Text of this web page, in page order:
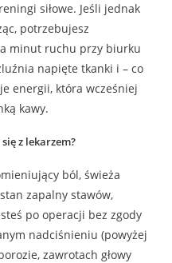
siłowe. Jeśli jednak
potrzebujesz
minut ruchu przy biurku
napięte tkanki i – co
energii, która wcześniej
kawy.
z lekarzem?
ból, świeża
zapalny stawów,
po operacji bez zgody
nadciśnieniu (powyżej
zawrotach głowy